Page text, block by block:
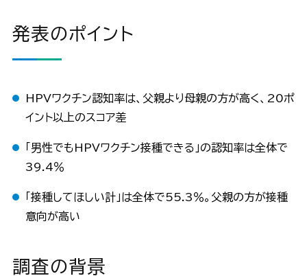
発表のポイント
HPVワクチン認知率は、父親より母親の方が高く、20ポ
イント以上のスコア差
「男性でもHPVワクチン接種できる」の認知率は全体で
39.4％
「接種してほしい計」は全体で55.3％。父親の方が接種
意向が高い
調査の背景